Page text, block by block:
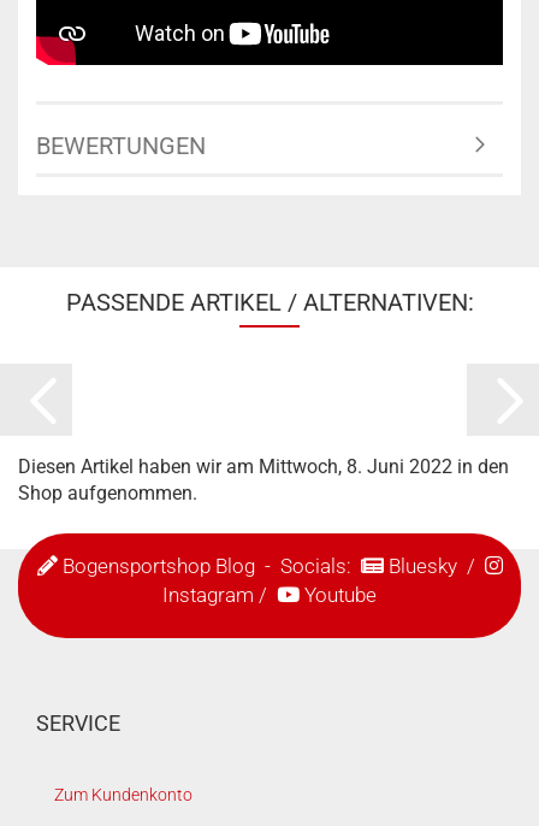
BEWERTUNGEN
PASSENDE ARTIKEL / ALTERNATIVEN:
Diesen Artikel haben wir am Mittwoch, 8. Juni 2022 in den
Shop aufgenommen.
Bogensportshop Blog- Socials: Bluesky/
Instagram / Youtube
SERVICE
Zum Kundenkonto